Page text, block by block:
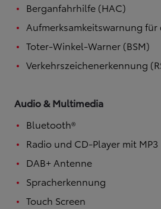
Berganfahrhilfe (HAC)
Aufmerksamkeitswarnung für
Toter-Winkel-Warner (BSM)
Verkehrszeichenerkennung
Audio & Multimedia
Bluetooth®
Radio und CD-Player mit MP3
DAB+ Antenne
Spracherkennung
Touch Screen